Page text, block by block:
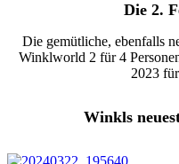
Die 2.
Die gemütliche, ebenfalls
Winklworld 2 für 4
2023
Winkls